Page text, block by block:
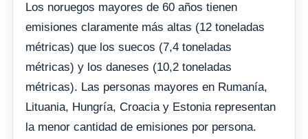
Los noruegos mayores de 60 años tienen
emisiones claramente más altas (12 toneladas
métricas) que los suecos (7,4 toneladas
métricas) y los daneses (10,2 toneladas
métricas). Las personas mayores en Rumanía,
Lituania, Hungría, Croacia y Estonia representan
la menor cantidad de emisiones por persona.